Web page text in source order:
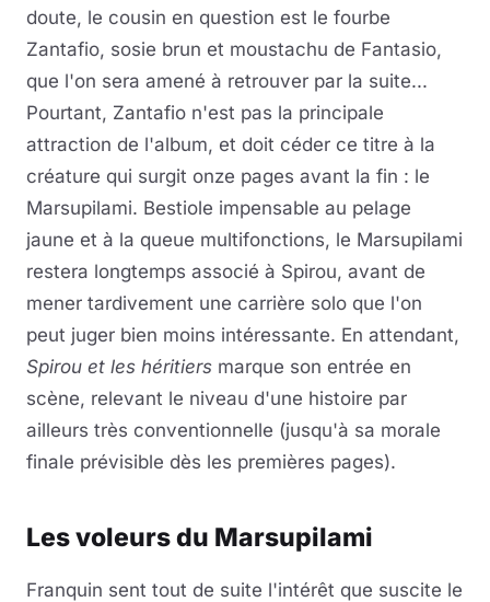
doute, le cousin en question est le fourbe
Zantafio, sosie brun et moustachu de Fantasio,
que l'on sera amené à retrouver par la suite...
Pourtant, Zantafio n'est pas la principale
attraction de l'album, et doit céder ce titre à la
créature qui surgit onze pages avant la fin : le
Marsupilami. Bestiole impensable au pelage
jaune et à la queue multifonctions, le Marsupilami
restera longtemps associé à Spirou, avant de
mener tardivement une carrière solo que l'on
peut juger bien moins intéressante. En attendant,
Spirou et les héritiers marque son entrée en
scène, relevant le niveau d'une histoire par
ailleurs très conventionnelle (jusqu'à sa morale
finale prévisible dès les premières pages).
Les voleurs du Marsupilami
Franquin sent tout de suite l'intérêt que suscite le